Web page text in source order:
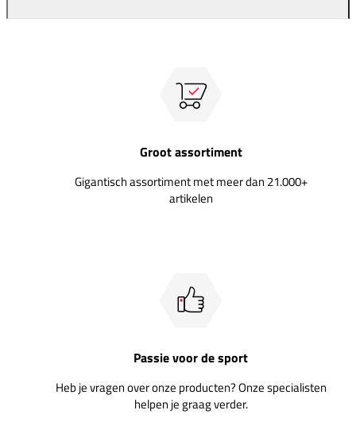
Groot assortiment
Gigantisch assortiment met meer dan 21.000+
artikelen
Passie voor de sport
Heb je vragen over onze producten? Onze specialisten
helpen je graag verder.